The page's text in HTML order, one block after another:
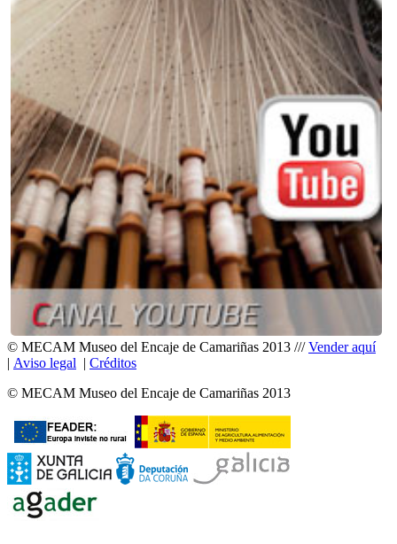
© MECAM Museo del Encaje de Camariñas 2013 ///Vender aquí
| Aviso legal | Créditos
© MECAM Museo del Encaje de Camariñas 2013